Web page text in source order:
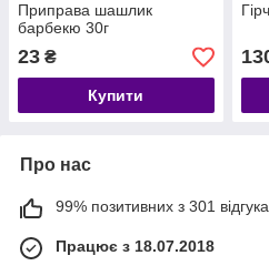
Приправа шашлик
барбекю 30г
23 ₴
Купити
Про нас
99% позитивних з 301 відгука
Працює з 18.07.2018